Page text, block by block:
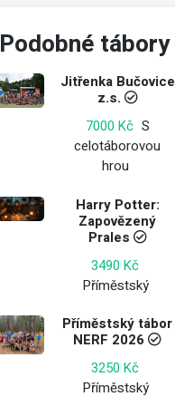
Podobné tábory
Jitřenka Bučovice
z.s.
7000 Kč S
celotáborovou
hrou
Harry Potter:
Zapovězený
Prales
3490 Kč
Příměstský
Příměstský tábor
NERF 2026
3250 Kč
Příměstský